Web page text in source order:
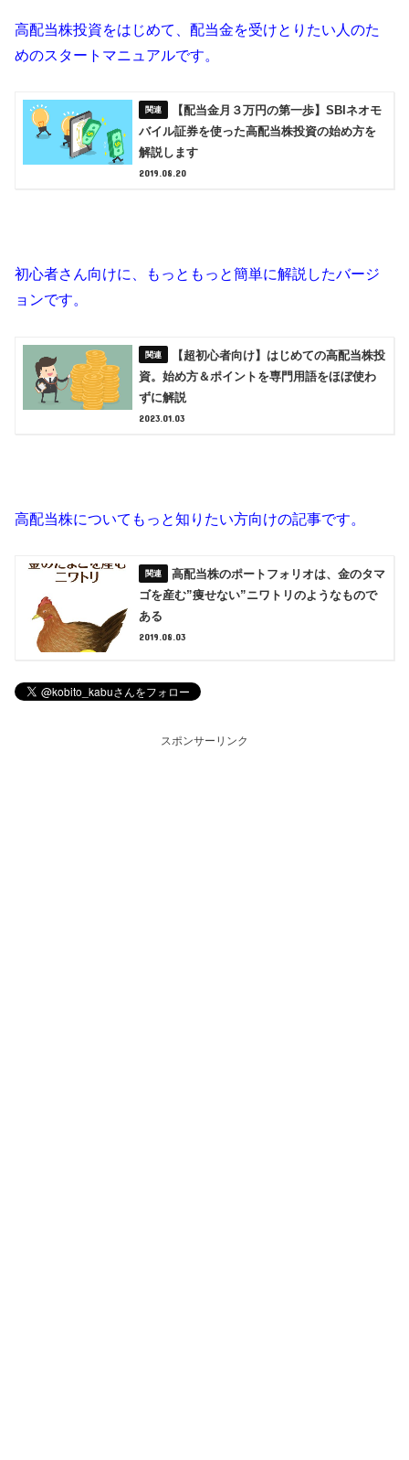
高配当株投資をはじめて、配当金を受けとりたい人のた
めのスタートマニュアルです。
【配当金月３万円の第一歩】SBIネオモ
バイル証券を使った高配当株投資の始め方を
解説します
2019.08.20
初心者さん向けに、もっともっと簡単に解説したバージ
ョンです。
【超初心者向け】はじめての高配当株投
資。始め方＆ポイントを専門用語をほぼ使わ
ずに解説
2023.01.03
高配当株についてもっと知りたい方向けの記事です。
高配当株のポートフォリオは、金のタマ
ゴを産む”痩せない”ニワトリのようなもので
ある
2019.08.03
スポンサーリンク